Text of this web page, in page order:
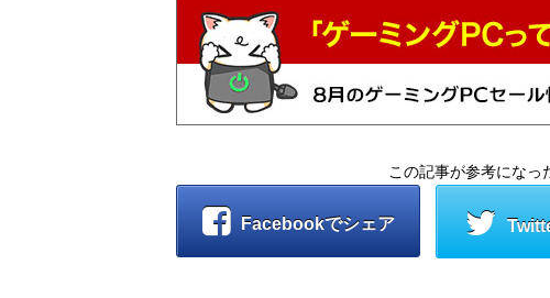
この記事が参考になっ
Facebookでシェア